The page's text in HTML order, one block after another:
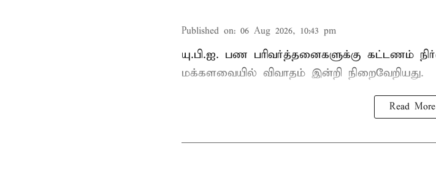
Published on: 06 Aug 2026, 10:43 pm
யு.பி.ஐ. பண பரிவர்த்தனைகளுக்கு கட்டணம்
மக்களவையில் விவாதம் இன்றி நிறைவேறியது.
Read More